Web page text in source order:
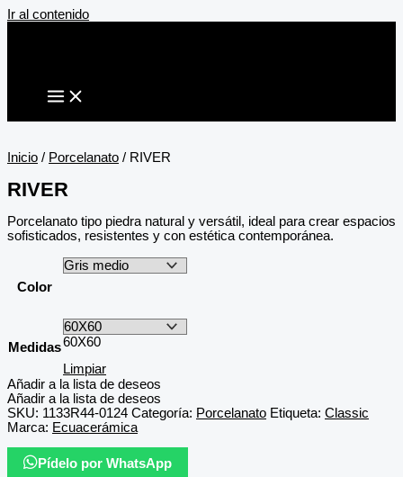
Ir al contenido
Inicio / Porcelanato / RIVER
RIVER
Porcelanato tipo piedra natural y versátil, ideal para crear espacios
sofisticados, resistentes y con estética contemporánea.
Color
Medidas60X60
Limpiar
Añadir a la lista de deseos
Añadir a la lista de deseos
SKU: 1133R44-0124 Categoría: Porcelanato Etiqueta: Classic
Marca: Ecuacerámica
Pídelo por WhatsApp